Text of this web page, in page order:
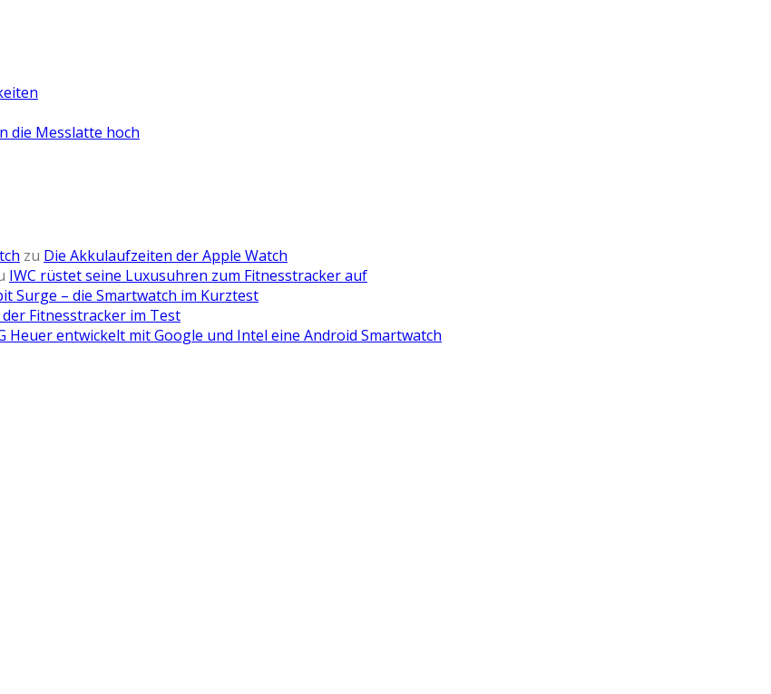
die Messlatte hoch
zu Die Akkulaufzeiten der Apple Watch
IWC rüstet seine Luxusuhren zum Fitnesstracker auf
Surge – die Smartwatch im Kurztest
der Fitnesstracker im Test
Heuer entwickelt mit Google und Intel eine Android Smartwatch